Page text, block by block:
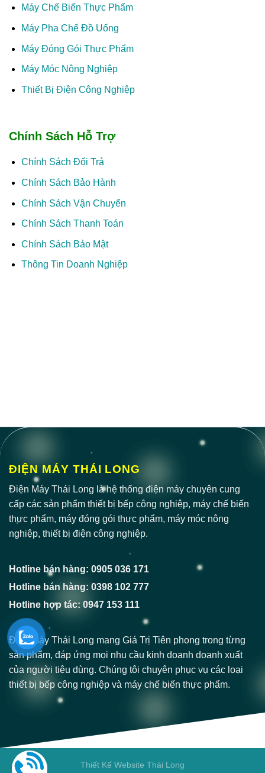
Máy Chế Biến Thực Phẩm
Máy Pha Chế Đồ Uống
Máy Đóng Gói Thực Phẩm
Máy Móc Nông Nghiệp
Thiết Bị Điện Công Nghiệp
Chính Sách Hỗ Trợ
Chính Sách Đổi Trả
Chính Sách Bảo Hành
Chính Sách Vận Chuyển
Chính Sách Thanh Toán
Chính Sách Bảo Mật
Thông Tin Doanh Nghiệp
ĐIỆN MÁY THÁI LONG
Điện Máy Thái Long là hệ thống điện máy chuyên cung
cấp các sản phẩm thiết bị bếp công nghiệp, máy chế biến
thực phẩm, máy đóng gói thực phẩm, máy móc nông
nghiệp, thiết bị điện công nghiệp.
Hotline bán hàng: 0905 036 171
Hotline bán hàng: 0398 102 777
Hotline hợp tác: 0947 153 111
Điện Máy Thái Long mang Giá Trị Tiên phong trong từng
sản phẩm, đáp ứng mọi nhu cầu kinh doanh doanh xuất
của người tiêu dùng. Chúng tôi chuyên phục vụ các loại
thiết bị bếp công nghiệp và máy chế biến thực phẩm.
Thiết Kế Website Thái Long